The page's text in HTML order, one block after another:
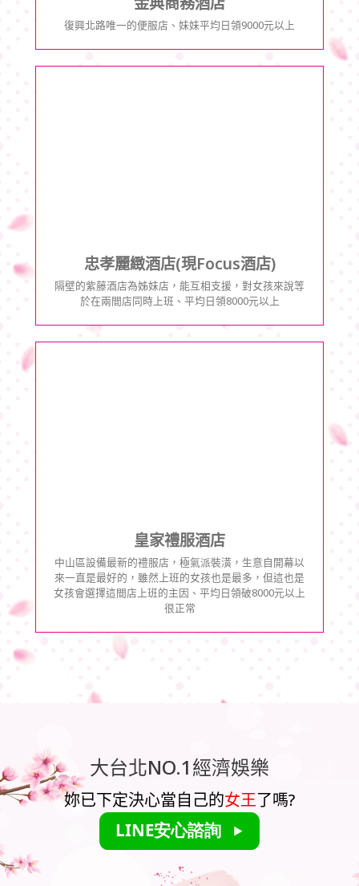
復興北路唯一的便服店、妹妹平均日領9000元以上
忠孝麗緻酒店(現Focus酒店)
隔壁的紫藤酒店為姊妹店，能互相支援，對女孩來說等
於在兩間店同時上班、平均日領8000元以上
皇家禮服酒店
中山區設備最新的禮服店，極氣派裝潢，生意自開幕以
來一直是最好的，雖然上班的女孩也是最多，但這也是
女孩會選擇這間店上班的主因、平均日領破8000元以上
很正常
大台北NO.1經濟娛樂
妳已下定決心當自己的女王了嗎?